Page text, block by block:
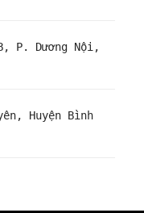
P. Dương Nội,
Huyện Bình